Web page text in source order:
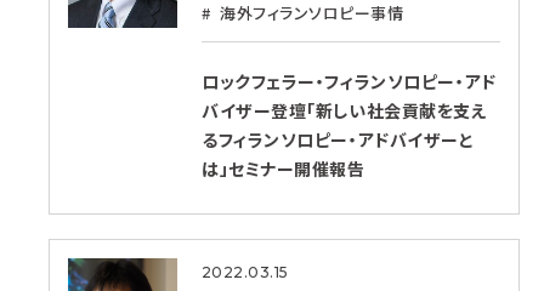
海外フィランソロピー事情
ロックフェラー・フィランソロピー・アド
バイザー登壇「新しい社会貢献を支え
るフィランソロピー・アドバイザーと
は」セミナー開催報告
2022.03.15